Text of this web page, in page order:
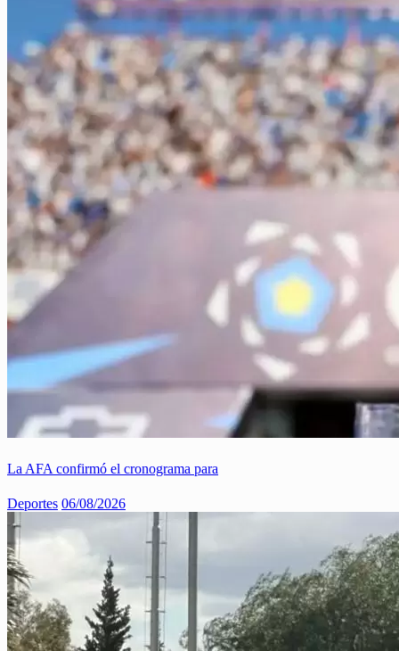
La AFA confirmó el cronograma para
Deportes 06/08/2026